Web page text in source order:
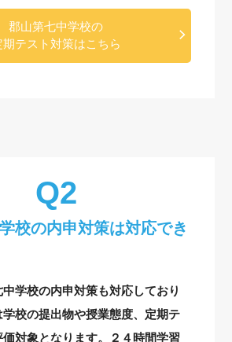
郡山第七中学校の
期テスト対策はこちら
校の内申対策は対応でき
学校の内申対策も対応しており
学校の提出物や授業態度、定期テ
価対象となります。２４時間学習